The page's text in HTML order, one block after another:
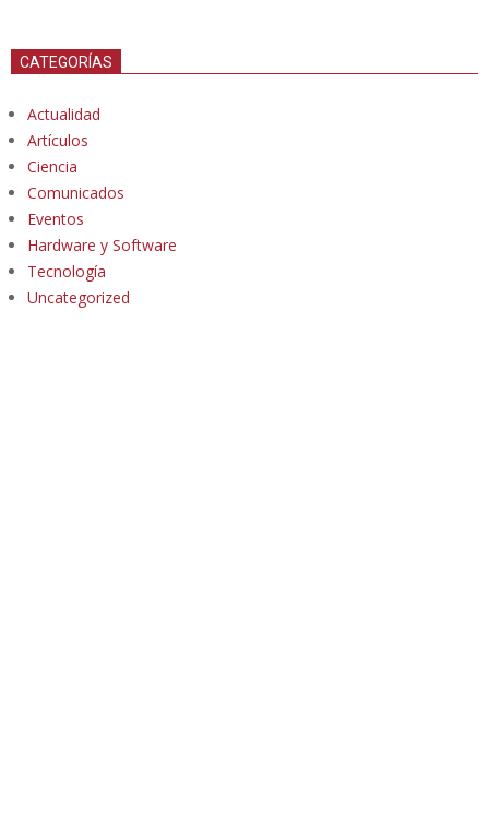
CATEGORÍAS
Actualidad
Artículos
Ciencia
Comunicados
Eventos
Hardware y Software
Tecnología
Uncategorized